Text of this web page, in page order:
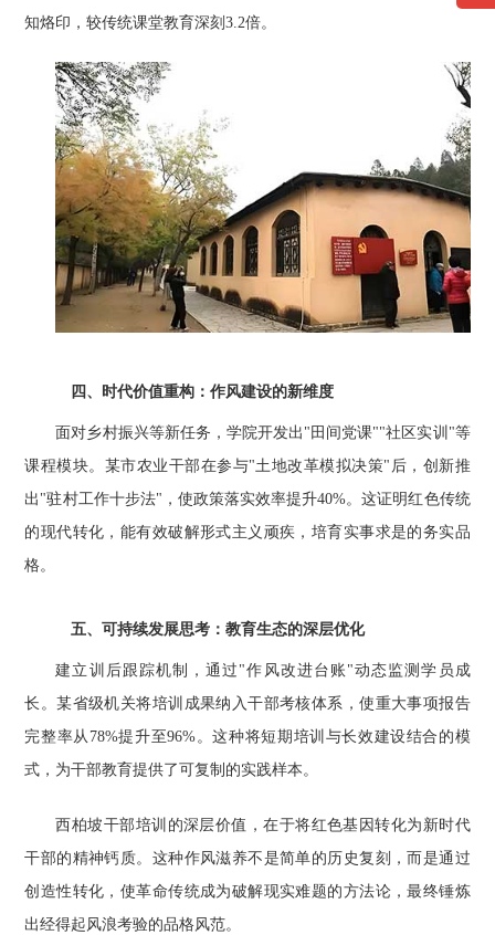
知烙印，较传统课堂教育深刻3.2倍。
四、时代价值重构：作风建设的新维度
面对乡村振兴等新任务，学院开发出"田间党课""社区实训"等
课程模块。某市农业干部在参与"土地改革模拟决策"后，创新推
出"驻村工作十步法"，使政策落实效率提升40%。这证明红色传统
的现代转化，能有效破解形式主义顽疾，培育实事求是的务实品
格。
五、可持续发展思考：教育生态的深层优化
建立训后跟踪机制，通过"作风改进台账"动态监测学员成
长。某省级机关将培训成果纳入干部考核体系，使重大事项报告
完整率从78%提升至96%。这种将短期培训与长效建设结合的模
式，为干部教育提供了可复制的实践样本。
西柏坡干部培训的深层价值，在于将红色基因转化为新时代
干部的精神钙质。这种作风滋养不是简单的历史复刻，而是通过
创造性转化，使革命传统成为破解现实难题的方法论，最终锤炼
出经得起风浪考验的品格风范。